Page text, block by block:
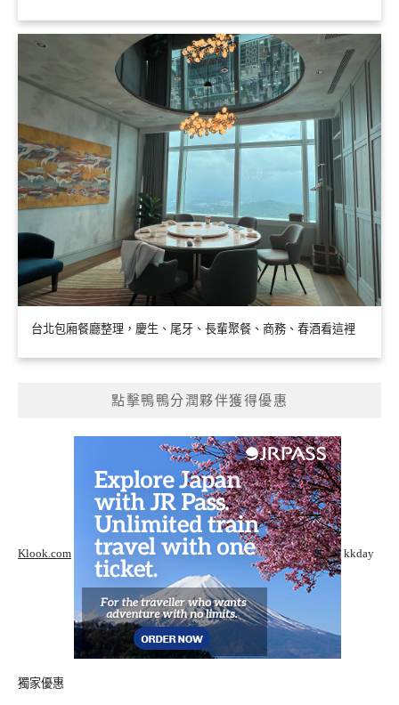
台北包廂餐廳整理，慶生、尾牙、長輩聚餐、商務、春酒看這裡
點擊鴨鴨分潤夥伴獲得優惠
Klook.com kkday
獨家優惠